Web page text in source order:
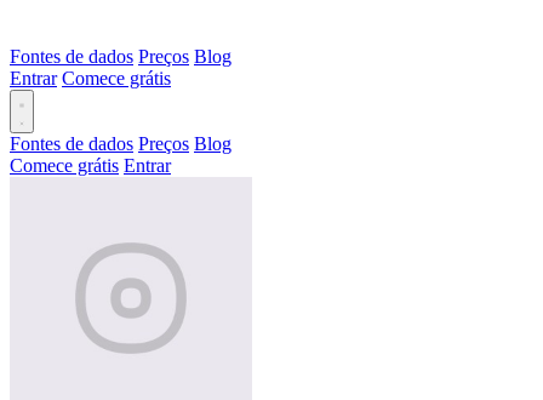
Fontes de dados Preços Blog
Entrar Comece grátis
Fontes de dados Preços Blog
Comece grátis Entrar